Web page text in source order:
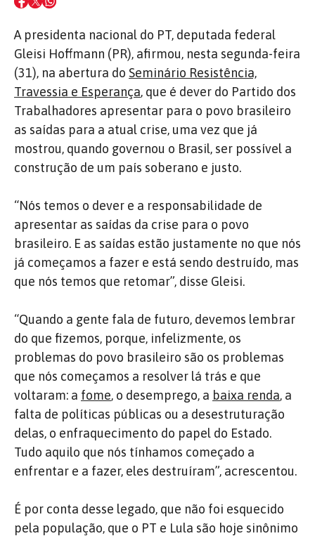
A presidenta nacional do PT, deputada federal
Gleisi Hoffmann (PR), afirmou, nesta segunda-feira
(31), na abertura do Seminário Resistência,
Travessia e Esperança, que é dever do Partido dos
Trabalhadores apresentar para o povo brasileiro
as saídas para a atual crise, uma vez que já
mostrou, quando governou o Brasil, ser possível a
construção de um país soberano e justo.
“Nós temos o dever e a responsabilidade de
apresentar as saídas da crise para o povo
brasileiro. E as saídas estão justamente no que nós
já começamos a fazer e está sendo destruído, mas
que nós temos que retomar”, disse Gleisi.
“Quando a gente fala de futuro, devemos lembrar
do que fizemos, porque, infelizmente, os
problemas do povo brasileiro são os problemas
que nós começamos a resolver lá trás e que
voltaram: a fome, o desemprego, a baixa renda, a
falta de políticas públicas ou a desestruturação
delas, o enfraquecimento do papel do Estado.
Tudo aquilo que nós tínhamos começado a
enfrentar e a fazer, eles destruíram”, acrescentou.
É por conta desse legado, que não foi esquecido
pela população, que o PT e Lula são hoje sinônimo